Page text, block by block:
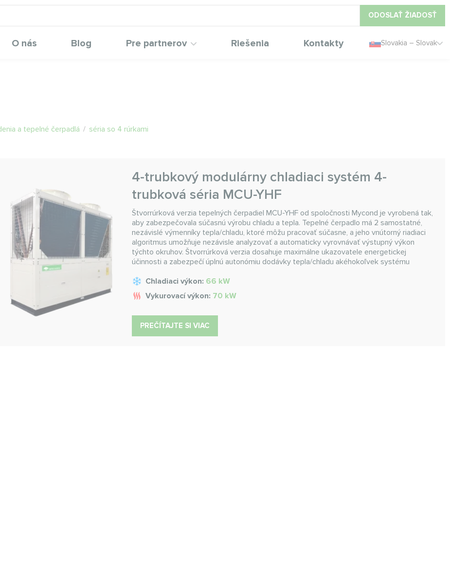
ODOSLAŤ ŽIADOSŤ
O nás Blog Pre partnerov Riešenia Kontakty Slovakia – Slovak
a tepelné čerpadlá / séria so 4 rúrkami
4-trubkový modulárny chladiaci systém 4-
trubková séria MCU-YHF
Štvorrúrková verzia tepelných čerpadiel MCU-YHF od spoločnosti Mycond je vyrobená tak,
aby zabezpečovala súčasnú výrobu chladu a tepla. Tepelné čerpadlo má 2 samostatné,
nezávislé výmenníky tepla/chladu, ktoré môžu pracovať súčasne, a jeho vnútorný riadiaci
algoritmus umožňuje nezávisle analyzovať a automaticky vyrovnávať výstupný výkon
týchto okruhov. Štvorrúrková verzia dosahuje maximálne ukazovatele energetickej
účinnosti a zabezpečí úplnú autonómiu dodávky tepla/chladu akéhokoľvek systému
Chladiaci výkon: 66 kW
Vykurovací výkon: 70 kW
PREČÍTAJTE SI VIAC